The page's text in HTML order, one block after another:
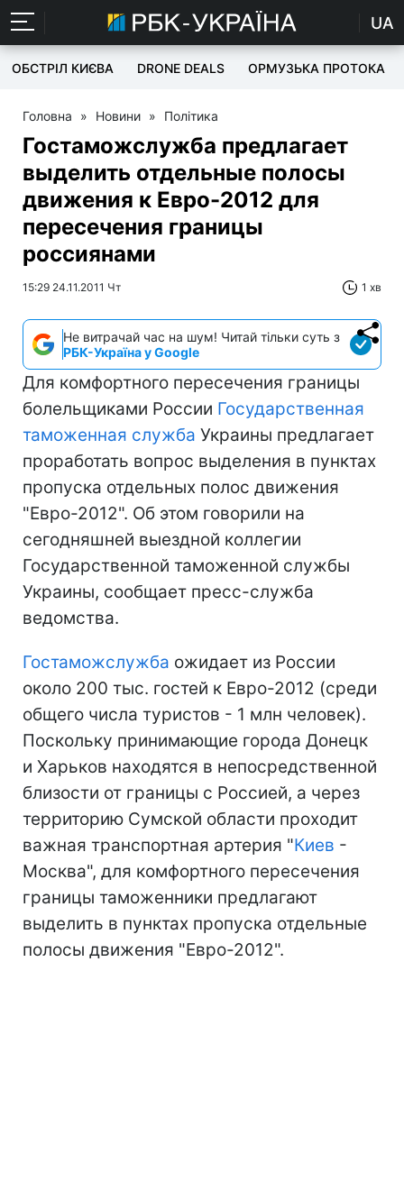
UA
ОБСТРІЛ КИЄВА DRONE DEALS ОРМУЗЬКА ПРОТОКА
Головна » Новини » Політика
Гостаможслужба предлагает
выделить отдельные полосы
движения к Евро-2012 для
пересечения границы
россиянами
15:29 24.11.2011 Чт 1 хв
Не витрачай час на шум! Читай тільки суть з
РБК-Україна у Google
Для комфортного пересечения границы
болельщиками России Государственная
таможенная служба Украины предлагает
проработать вопрос выделения в пунктах
пропуска отдельных полос движения
"Евро-2012". Об этом говорили на
сегодняшней выездной коллегии
Государственной таможенной службы
Украины, сообщает пресс-служба
ведомства.
Гостаможслужба ожидает из России
около 200 тыс. гостей к Евро-2012 (среди
общего числа туристов - 1 млн человек).
Поскольку принимающие города Донецк
и Харьков находятся в непосредственной
близости от границы с Россией, а через
территорию Сумской области проходит
важная транспортная артерия "Киев -
Москва", для комфортного пересечения
границы таможенники предлагают
выделить в пунктах пропуска отдельные
полосы движения "Евро-2012".